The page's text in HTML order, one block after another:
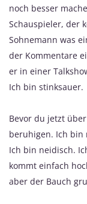
noch besser
Schauspieler, der
Sohnemann was
der Kommentare
er in einer
Ich bin stinksauer.
Bevor du jetzt
beruhigen. Ich bin
Ich bin neidisch.
kommt einfach
aber der Bauch